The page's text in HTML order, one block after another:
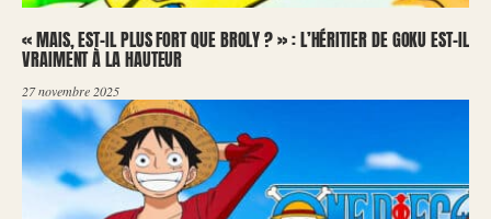
« MAIS, EST-IL PLUS FORT QUE BROLY ? » : L’HÉRITIER DE GOKU EST-IL
VRAIMENT À LA HAUTEUR
27 novembre 2025